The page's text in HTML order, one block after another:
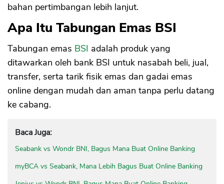
bahan pertimbangan lebih lanjut.
Apa Itu Tabungan Emas BSI
Tabungan emas BSI adalah produk yang
ditawarkan oleh bank BSI untuk nasabah beli, jual,
transfer, serta tarik fisik emas dan gadai emas
online dengan mudah dan aman tanpa perlu datang
ke cabang.
Baca Juga:
Seabank vs Wondr BNI, Bagus Mana Buat Online Banking
myBCA vs Seabank, Mana Lebih Bagus Buat Online Banking